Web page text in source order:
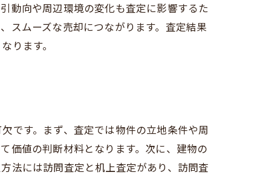
動向や周辺環境の変化も査定に影響するた
スムーズな売却につながります。査定結果
ります。
です。まず、査定では物件の立地条件や周
価値の判断材料となります。次に、建物の
法には訪問査定と机上査定があり、訪問査